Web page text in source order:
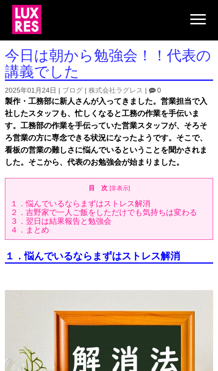
N
a
i
a
o
今日は朝から勉強会！！代表の
講義でした
2025年01月24日 ブログ 株式会社ラグレス 0
製作・工務部に新人さんが入ってきました。営業担当で入
社したスタッフも、忙しくなると工務の作業を手伝いま
す。工務部の作業を手伝っていた営業スタッフが、そろそ
ろ営業の方に専念できる状況になったようです。そこで、
看板の営業の難しさに悩んでいるということを聞かされま
した。そこから、代表のお勉強会が始まりました。
目 次 [非表示]
１．悩んでいるならまずはストレス解消
２．吉野家で一人ご飯をしただけでも気持ちは変わる
３．翌日は結果報告と勉強会
４．まとめ
１．悩んでいるならまずはストレス解消